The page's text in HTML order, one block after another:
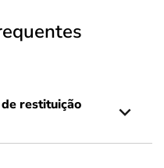
restituição